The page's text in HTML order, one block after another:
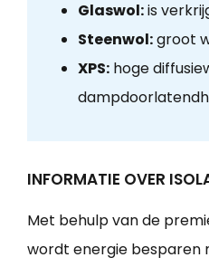
Glaswol:is
Steenwol:groot
XPS:hoge
INFORMATIE OVER
Met behulp van de
wordt energie besparen